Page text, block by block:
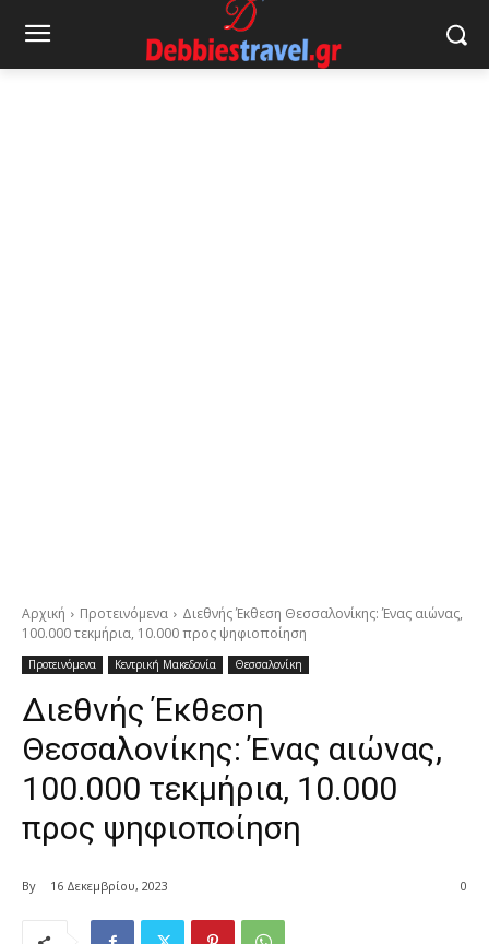
Αρχική Προτεινόμενα
Διεθνής Έκθεση Θεσσαλονίκης: Ένας αιώνας,
100.000 τεκμήρια, 10.000 προς ψηφιοποίηση
Προτεινόμενα Κεντρική Μακεδονία Θεσσαλονίκη
Διεθνής Έκθεση
Θεσσαλονίκης: Ένας αιώνας,
100.000 τεκμήρια, 10.000
προς ψηφιοποίηση
By 16 Δεκεμβρίου, 2023 0